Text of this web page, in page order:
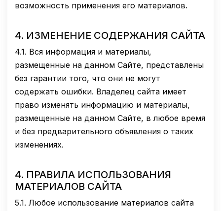
возможность применения его материалов.
4. ИЗМЕНЕНИЕ СОДЕРЖАНИЯ САЙТА
4.1. Вся информация и материалы,
размещенные на данном Сайте, представлены
без гарантии того, что они не могут
содержать ошибки. Владелец сайта имеет
право изменять информацию и материалы,
размещенные на данном Сайте, в любое время
и без предварительного объявления о таких
изменениях.
4. ПРАВИЛА ИСПОЛЬЗОВАНИЯ
МАТЕРИАЛОВ САЙТА
5.1. Любое использование материалов сайта